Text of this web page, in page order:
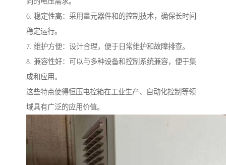
6. 稳定性高：采用量元器件和的控制技术，确保长时间
稳定运行。
7. 维护方便：设计合理，便于日常维护和故障排查。
8. 兼容性好：可以与多种设备和控制系统兼容，便于集
成和应用。
这些特点使得恒压电控箱在工业生产、自动化控制等领
域具有广泛的应用价值。